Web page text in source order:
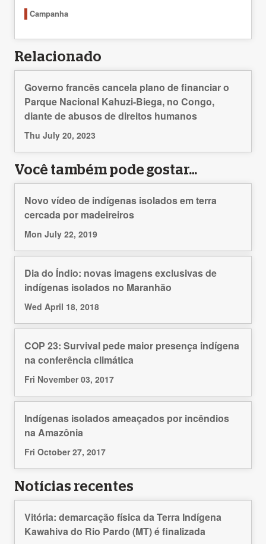
Campanha
Relacionado
Governo francês cancela plano de financiar o
Parque Nacional Kahuzi-Biega, no Congo,
diante de abusos de direitos humanos
Thu July 20, 2023
Você também pode gostar…
Novo vídeo de indígenas isolados em terra
cercada por madeireiros
Mon July 22, 2019
Dia do Índio: novas imagens exclusivas de
indígenas isolados no Maranhão
Wed April 18, 2018
COP 23: Survival pede maior presença indígena
na conferência climática
Fri November 03, 2017
Indígenas isolados ameaçados por incêndios
na Amazônia
Fri October 27, 2017
Notícias recentes
Vitória: demarcação física da Terra Indígena
Kawahiva do Rio Pardo (MT) é finalizada